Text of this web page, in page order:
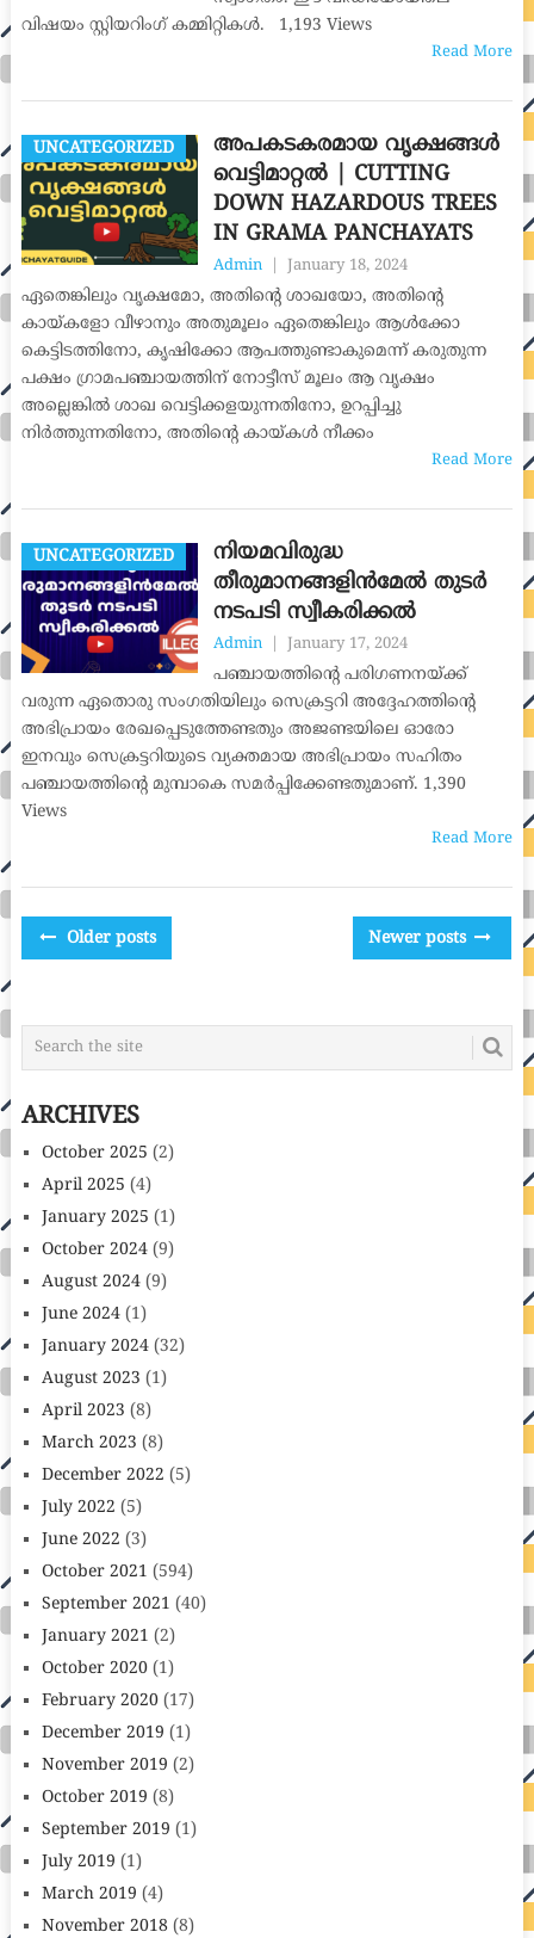
വിഷയം സ്റ്റിയറിംഗ് കമ്മിറ്റികൾ. 1,193 Views
Read More
UNCATEGORIZED
അപകടകരമായ വൃക്ഷങ്ങൾ
വെട്ടിമാറ്റൽ | CUTTING
DOWN HAZARDOUS TREES
IN GRAMA PANCHAYATS
Admin January 18, 2024
ഏതെങ്കിലും വൃക്ഷമോ, അതിന്റെ ശാഖയോ, അതിന്റെ
കായ്കളോ വീഴാനും അതുമൂലം ഏതെങ്കിലും ആൾക്കോ
കെട്ടിടത്തിനോ, കൃഷിക്കോ ആപത്തുണ്ടാകുമെന്ന് കരുതുന്ന
പക്ഷം ഗ്രാമപഞ്ചായത്തിന് നോട്ടീസ് മൂലം ആ വൃക്ഷം
അല്ലെങ്കിൽ ശാഖ വെട്ടിക്കളയുന്നതിനോ, ഉറപ്പിച്ചു
നിർത്തുന്നതിനോ, അതിന്റെ കായ്കൾ നീക്കം
Read More
UNCATEGORIZED
നിയമവിരുദ്ധ
തീരുമാനങ്ങളിൻമേൽ തുടർ
നടപടി സ്വീകരിക്കൽ
Admin January 17, 2024
പഞ്ചായത്തിന്റെ പരിഗണനയ്ക്ക്
വരുന്ന ഏതൊരു സംഗതിയിലും സെക്രട്ടറി അദ്ദേഹത്തിന്റെ
അഭിപ്രായം രേഖപ്പെടുത്തേണ്ടതും അജണ്ടയിലെ ഓരോ
ഇനവും സെക്രട്ടറിയുടെ വ്യക്തമായ അഭിപ്രായം സഹിതം
പഞ്ചായത്തിന്റെ മുമ്പാകെ സമർപ്പിക്കേണ്ടതുമാണ്. 1,390
Views
Read More
POSTS
Older posts Newer posts
ARCHIVES
October 2025 (2)
April 2025 (4)
January 2025 (1)
October 2024(9)
August 2024(9)
June 2024(1)
January 2024(32)
August 2023 (1)
April 2023 (8)
March 2023 (8)
December 2022 (5)
July 2022 (5)
June 2022 (3)
October 2021 (594)
September 2021 (40)
January 2021 (2)
October 2020(1)
February 2020(17)
December 2019 (1)
November 2019 (2)
October 2019 (8)
September 2019 (1)
July 2019 (1)
March 2019 (4)
November 2018(8)